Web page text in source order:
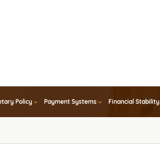
Policy Payment Systems Financial Stability